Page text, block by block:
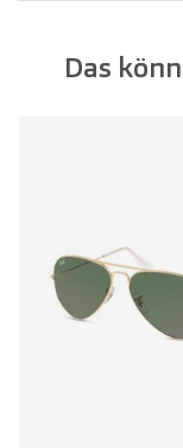
Glasbreite:
Das